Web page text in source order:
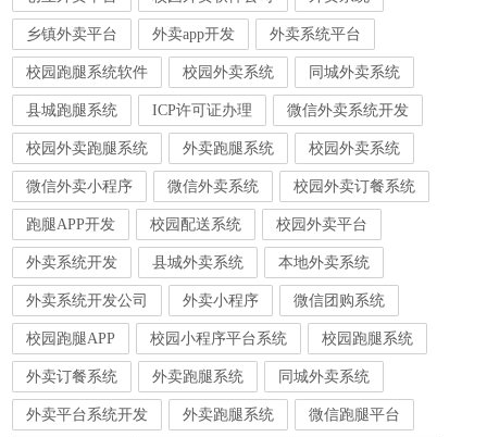
乡镇外卖平台 外卖app开发 外卖系统平台
校园跑腿系统软件 校园外卖系统 同城外卖系统
县城跑腿系统 ICP许可证办理 微信外卖系统开发
校园外卖跑腿系统 外卖跑腿系统 校园外卖系统
微信外卖小程序 微信外卖系统 校园外卖订餐系统
跑腿APP开发 校园配送系统 校园外卖平台
外卖系统开发 县城外卖系统 本地外卖系统
外卖系统开发公司 外卖小程序 微信团购系统
校园跑腿APP 校园小程序平台系统 校园跑腿系统
外卖订餐系统 外卖跑腿系统 同城外卖系统
外卖平台系统开发 外卖跑腿系统 微信跑腿平台